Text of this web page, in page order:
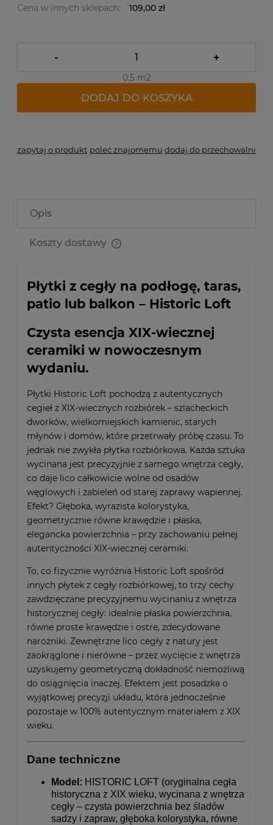
Cena w innych sklepach:
109,00 zł
- +
0,5 m2
DODAJ DO KOSZYKA
zapytaj o produkt poleć znajomemu dodaj do przechowalni
Opis
Koszty dostawy
Płytki z cegły na podłogę, taras,
patio lub balkon – Historic Loft
Czysta esencja XIX-wiecznej
ceramiki w nowoczesnym
wydaniu.
Płytki Historic Loft pochodzą z autentycznych
cegieł z XIX-wiecznych rozbiórek – szlacheckich
dworków, wielkomiejskich kamienic, starych
młynów i domów, które przetrwały próbę czasu. To
jednak nie zwykła płytka rozbiórkowa. Każda sztuka
wycinana jest precyzyjnie z samego wnętrza cegły,
co daje lico całkowicie wolne od osadów
węglowych i zabieleń od starej zaprawy wapiennej.
Efekt? Głęboka, wyrazista kolorystyka,
geometrycznie równe krawędzie i płaska,
elegancka powierzchnia – przy zachowaniu pełnej
autentyczności XIX-wiecznej ceramiki.
To, co fizycznie wyróżnia Historic Loft spośród
innych płytek z cegły rozbiórkowej, to trzy cechy
zawdzięczane precyzyjnemu wycinaniu z wnętrza
historycznej cegły: idealnie płaska powierzchnia,
równe proste krawędzie i ostre, zdecydowane
narożniki. Zewnętrzne lico cegły z natury jest
zaokrąglone i nierówne – przez wycięcie z wnętrza
uzyskujemy geometryczną dokładność niemożliwą
do osiągnięcia inaczej. Efektem jest posadzka o
wyjątkowej precyzji układu, która jednocześnie
pozostaje w 100% autentycznym materiałem z XIX
wieku.
Dane techniczne
Model: HISTORIC LOFT (oryginalna cegła
historyczna z XIX wieku, wycinana z wnętrza
cegły – czysta powierzchnia bez śladów
sadzy i zapraw, głęboka kolorystyka, równe